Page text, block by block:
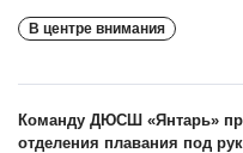
В центре внимания
Команду ДЮСШ «Янтарь»
отделения плавания под